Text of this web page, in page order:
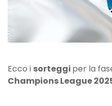
Ecco i sorteggi per la
Champions League